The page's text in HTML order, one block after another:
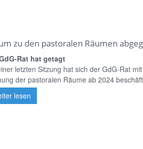
zu den pastoralen Räumen
Rat hat getagt
letzten Sitzung hat sich der GdG-Rat
der pastoralen Räume ab 2024
lesen